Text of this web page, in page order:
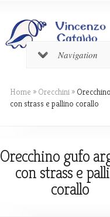
Navigation
Home » Orecchini »
con strass e pallino corallo
Orecchino gufo
con strass e
corallo